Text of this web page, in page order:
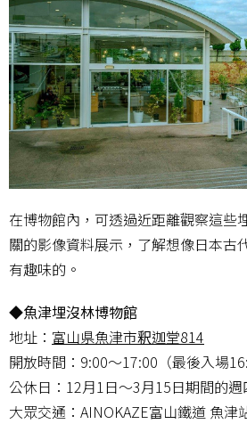
在博物館內，可透過近距離觀察這些
關的影像資料展示，了解想像日本古
有趣味的。
◆魚津埋沒林博物館
地址： 富山県魚津市釈迦堂814
開放時間：9:00～17:00（最後入場
公休日：12月1日～3月15日期間的
大眾交通：AINOKAZE富山鐵道 魚津